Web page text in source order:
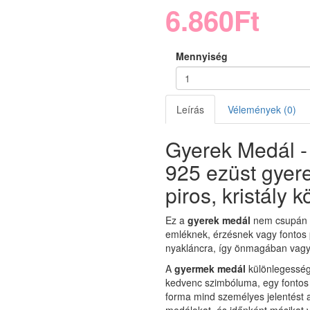
6.860Ft
Mennyiség
Leírás Vélemények (0)
Gyerek Medál
925 ezüst
piros, kristály
Ez a gyerek medál nem
emléknek, érzésnek vagy
nyakláncra, így önmagában
A gyermek medál
kedvenc szimbóluma, egy
forma mind személyes jelentést